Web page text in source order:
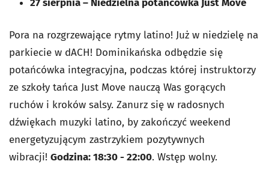
27 sierpnia – Niedzielna potańcówka Just Move
Pora na rozgrzewające rytmy latino! Już w niedzielę na
parkiecie w dACH! Dominikańska odbędzie się
potańcówka integracyjna, podczas której instruktorzy
ze szkoły tańca Just Move nauczą Was gorących
ruchów i kroków salsy. Zanurz się w radosnych
dźwiękach muzyki latino, by zakończyć weekend
energetyzującym zastrzykiem pozytywnych
wibracji! Godzina: 18:30 - 22:00. Wstęp wolny.